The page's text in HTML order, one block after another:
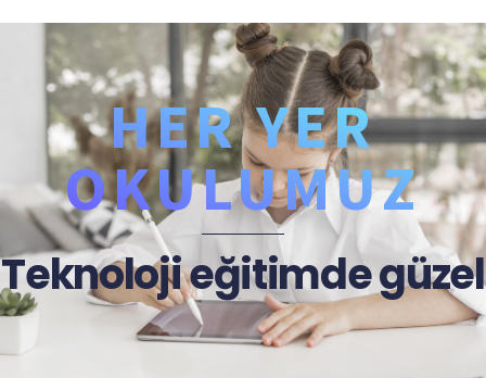
HER YER
OKULUMUZ
Teknoloji eğitimde güzel